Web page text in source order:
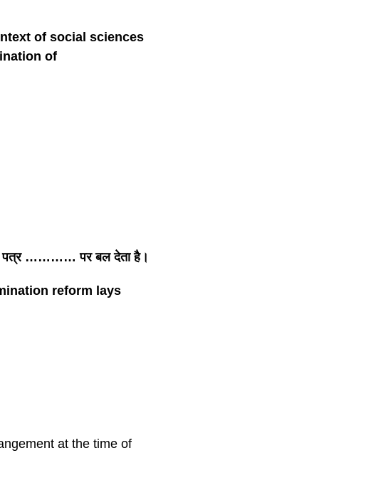
of social sciences
of
– पत्र ………… पर बल देता है।
reform lays
at the time of